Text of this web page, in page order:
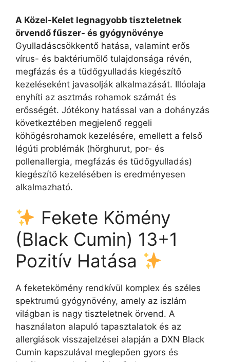
A Közel-Kelet legnagyobb tiszteletnek
örvendő fűszer- és gyógynövénye
Gyulladáscsökkentő hatása, valamint erős
vírus- és baktériumölő tulajdonsága révén,
megfázás és a tüdőgyulladás kiegészítő
kezeléseként javasolják alkalmazását. Illóolaja
enyhíti az asztmás rohamok számát és
erősségét. Jótékony hatással van a dohányzás
következtében megjelenő reggeli
köhögésrohamok kezelésére, emellett a felső
légúti problémák (hörghurut, por- és
pollenallergia, megfázás és tüdőgyulladás)
kiegészítő kezelésében is eredményesen
alkalmazható.
Fekete Kömény
(Black Cumin) 13+1
Pozitív Hatása
A feketekömény rendkívül komplex és széles
spektrumú gyógynövény, amely az iszlám
világban is nagy tiszteletnek örvend. A
használaton alapuló tapasztalatok és az
allergiások visszajelzései alapján a DXN Black
Cumin kapszulával meglepően gyors és